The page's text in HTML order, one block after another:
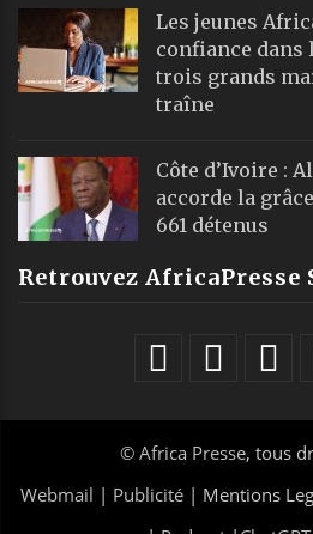
Les jeunes
confiance dans
trois grands
traîne
Côte d’Ivoire :
accorde la
661 détenus
Retrouvez AfricaPresse
© Africa Presse, tous
Webmail | Publicité | Mentions